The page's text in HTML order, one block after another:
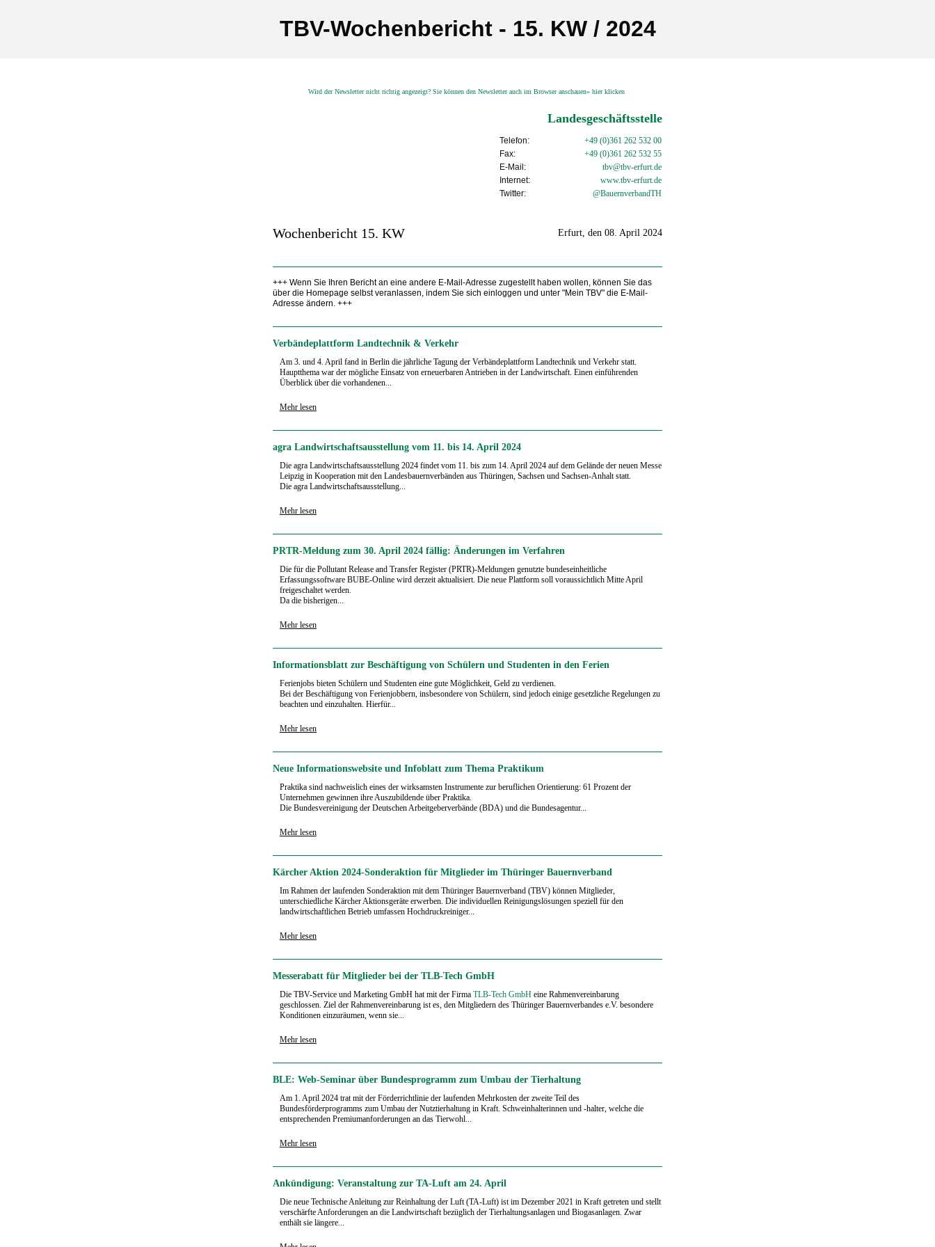
TBV-Wochenbericht - 15. KW / 2024
Wird der Newsletter nicht richtig angezeigt? Sie können den Newsletter auch im Browser anschauen» hier klicken
Landesgeschäftsstelle
Telefon:
+49 (0)361 262 532 00
Fax:
+49 (0)361 262 532 55
E-Mail:
tbv@tbv-erfurt.de
Internet:
www.tbv-erfurt.de
Twitter:
@BauernverbandTH
Wochenbericht 15. KW Erfurt, den 08. April 2024
+++ Wenn Sie Ihren Bericht an eine andere E-Mail-Adresse zugestellt haben wollen, können Sie das
über die Homepage selbst veranlassen, indem Sie sich einloggen und unter "Mein TBV" die E-Mail-
Adresse ändern. +++
Verbändeplattform Landtechnik & Verkehr
Am 3. und 4. April fand in Berlin die jährliche Tagung der Verbändeplattform Landtechnik und Verkehr statt.
Hauptthema war der mögliche Einsatz von erneuerbaren Antrieben in der Landwirtschaft. Einen einführenden
Überblick über die vorhandenen...
Mehr lesen
agra Landwirtschaftsausstellung vom 11. bis 14. April 2024
Die agra Landwirtschaftsausstellung 2024 findet vom 11. bis zum 14. April 2024 auf dem Gelände der neuen Messe
Leipzig in Kooperation mit den Landesbauernverbänden aus Thüringen, Sachsen und Sachsen-Anhalt statt.
Die agra Landwirtschaftsausstellung...
Mehr lesen
PRTR-Meldung zum 30. April 2024 fällig: Änderungen im Verfahren
Die für die Pollutant Release and Transfer Register (PRTR)-Meldungen genutzte bundeseinheitliche
Erfassungssoftware BUBE-Online wird derzeit aktualisiert. Die neue Plattform soll voraussichtlich Mitte April
freigeschaltet werden.
Da die bisherigen...
Mehr lesen
Informationsblatt zur Beschäftigung von Schülern und Studenten in den Ferien
Ferienjobs bieten Schülern und Studenten eine gute Möglichkeit, Geld zu verdienen.
Bei der Beschäftigung von Ferienjobbern, insbesondere von Schülern, sind jedoch einige ge­setzliche Regelungen zu
beachten und einzuhalten. Hierfür...
Mehr lesen
Neue Informationswebsite und Infoblatt zum Thema Praktikum
Praktika sind nachweislich eines der wirksamsten Instrumente zur beruflichen Orientierung: 61 Prozent der
Unternehmen gewinnen ihre Auszubildende über Praktika.
Die Bundesvereinigung der Deutschen Arbeitgeberverbände (BDA) und die Bundesagentur...
Mehr lesen
Kärcher Aktion 2024-Sonderaktion für Mitglieder im Thüringer Bauernverband
Im Rahmen der laufenden Sonderaktion mit dem Thüringer Bauernverband (TBV) können Mitglieder,
unterschiedliche Kärcher Aktionsgeräte erwerben. Die individuellen Reinigungslösungen speziell für den
landwirtschaftlichen Betrieb umfassen Hochdruckreiniger...
Mehr lesen
Messerabatt für Mitglieder bei der TLB-Tech GmbH
Die TBV-Service und Marketing GmbH hat mit der Firma TLB-Tech GmbH eine Rahmenvereinbarung
geschlossen. Ziel der Rahmenvereinbarung ist es, den Mitgliedern des Thüringer Bauernverbandes e.V. besondere
Konditionen einzuräumen, wenn sie...
Mehr lesen
BLE: Web-Seminar über Bundesprogramm zum Umbau der Tierhaltung
Am 1. April 2024 trat mit der Förderrichtlinie der laufenden Mehrkosten der zweite Teil des
Bundesförderprogramms zum Umbau der Nutztierhaltung in Kraft. Schweinhalterinnen und -halter, welche die
entsprechenden Premiumanforderungen an das Tierwohl...
Mehr lesen
Ankündigung: Veranstaltung zur TA-Luft am 24. April
Die neue Technische Anleitung zur Reinhaltung der Luft (TA-Luft) ist im Dezember 2021 in Kraft getreten und stellt
verschärfte Anforderungen an die Landwirtschaft bezüglich der Tierhaltungsanlagen und Biogasanlagen. Zwar
enthält sie längere...